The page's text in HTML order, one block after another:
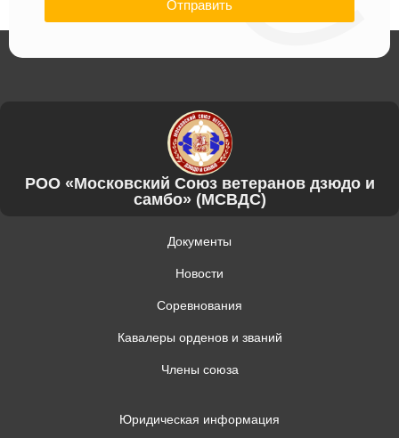
Отправить
РОО «Московский Союз ветеранов дзюдо и
самбо» (МСВДС)
Документы
Новости
Соревнования
Кавалеры орденов и званий
Члены союза
Юридическая информация